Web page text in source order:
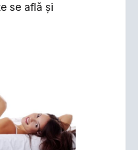
se află şi